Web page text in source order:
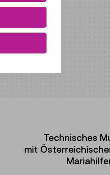
Technisches
mit